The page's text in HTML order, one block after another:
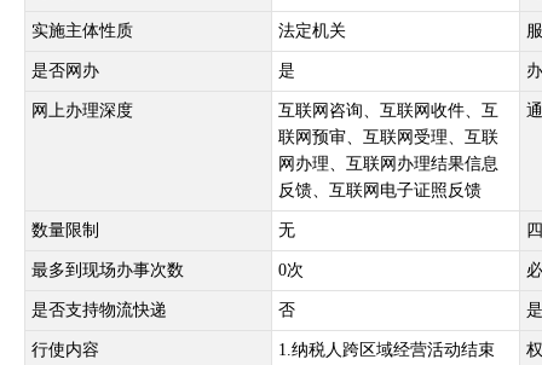
实施主体性质 法定机关
是否网办 是
网上办理深度
互联网咨询、互联网收件、互
联网预审、互联网受理、互联
网办理、互联网办理结果信息
反馈、互联网电子证照反馈
数量限制 无
最多到现场办事次数 0次
是否支持物流快递 否
行使内容
1.纳税人跨区域经营活动结束